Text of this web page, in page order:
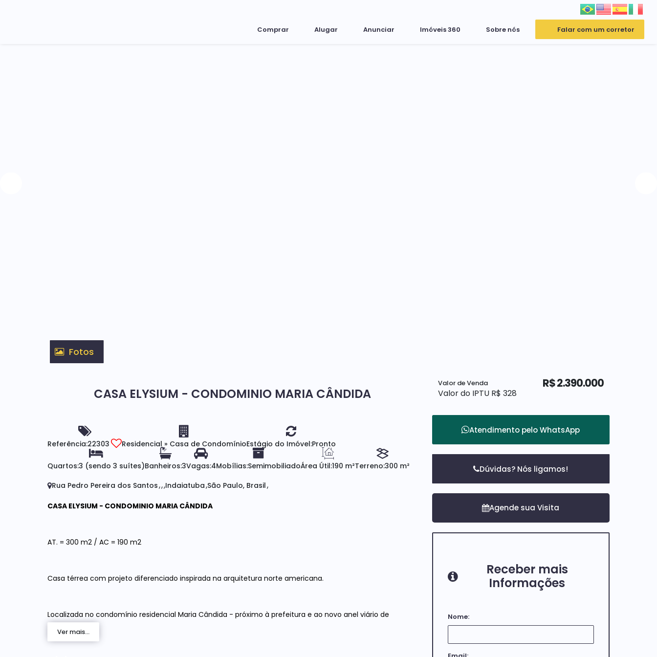
Falar com um corretor
Sobre nós
Imóveis 360
Anunciar
Alugar
Comprar
Fotos
CASA ELYSIUM - CONDOMINIO MARIA CÂNDIDA
Referência:22303 Residencial » Casa de CondomínioEstágio do Imóvel:Pronto
Quartos:3 (sendo 3 suítes)Banheiros:3Vagas:4Mobílias:SemimobiliadoÁrea Útil:190 m²Terreno:300 m²
Rua Pedro Pereira dos Santos
Indaiatuba São Paulo, Brasil
CASA ELYSIUM - CONDOMINIO MARIA CÂNDIDA
AT. = 300 m2 / AC = 190 m2
Casa térrea com projeto diferenciado inspirada na arquitetura norte americana.
Localizada no condomínio residencial Maria Cândida - próximo à prefeitura e ao novo anel viário de
Indaiatuba.
Ver mais...
R$2.390.000
Valor de Venda
Valor do IPTU R$ 328
Atendimento peloWhatsApp
Dúvidas? Nós ligamos!
Receber mais
Informações
Nome: